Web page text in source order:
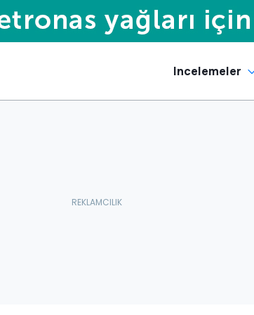
Incelemeler